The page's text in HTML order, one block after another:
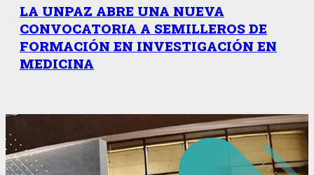
LA UNPAZ ABRE UNA NUEVA
CONVOCATORIA A SEMILLEROS DE
FORMACIÓN EN INVESTIGACIÓN EN
MEDICINA